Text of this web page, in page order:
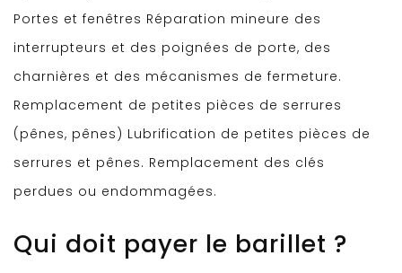
Portes et fenêtres Réparation mineure des
interrupteurs et des poignées de porte, des
charnières et des mécanismes de fermeture.
Remplacement de petites pièces de serrures
(pênes, pênes) Lubrification de petites pièces de
serrures et pênes. Remplacement des clés
perdues ou endommagées.
Qui doit payer le barillet ?